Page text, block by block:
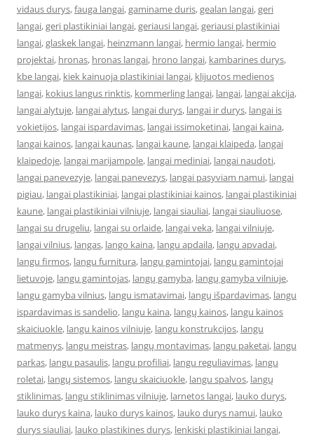
vidaus durys,fauga langai,gaminame duris,gealan langai,geri
langai,geri plastikiniai langai,geriausi langai,geriausi plastikiniai
langai,glaskek langai, heinzmann langai, hermio langai, hermio
projektai, hronas, hronas langai, hrono langai, kambarines durys,
kbe langai, kiek kainuoja plastikiniai langai, klijuotos medienos
langai, kokius langus rinktis, kommerling langai, langai, langai akcija,
langai alytuje, langai alytus, langai durys, langai ir durys, langai is
vokietijos, langai ispardavimas, langai issimoketinai, langai kaina,
langai kainos, langai kaunas, langai kaune, langai klaipeda, langai
klaipedoje, langai marijampole, langai mediniai, langai naudoti,
langai panevezyje, langai panevezys, langai pasyviam namui, langai
pigiau, langai plastikiniai, langai plastikiniai kainos, langai plastikiniai
kaune, langai plastikiniai vilniuje, langai siauliai, langai siauliuose,
langai su drugeliu, langai su orlaide, langai veka, langai vilniuje,
langai vilnius, langas, lango kaina, langu apdaila, langu apvadai,
langu firmos, langu furnitura, langu gamintojai, langu gamintojai
lietuvoje, langu gamintojas, langų gamyba, langų gamyba vilniuje,
langu gamyba vilnius, langu ismatavimai, langų išpardavimas, langu
ispardavimas is sandelio, langu kaina, langų kainos, langu kainos
skaiciuokle, langu kainos vilniuje, langu konstrukcijos, langu
matmenys, langu meistras, langų montavimas, langu paketai, langu
parkas, langu pasaulis, langu profiliai, langu reguliavimas, langu
roletai, langų sistemos, langu skaiciuokle, langu spalvos, langų
stiklinimas, langu stiklinimas vilniuje, larnetos langai, lauko durys,
lauko durys kaina, lauko durys kainos, lauko durys namui, lauko
durys siauliai, lauko plastikines durys, lenkiski plastikiniai langai,